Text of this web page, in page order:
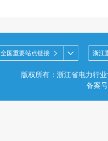
全国重要站点链接 浙江
版权所有：浙江省电力行
备案